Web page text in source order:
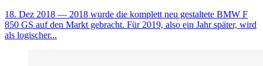
18. Dez 2018 — 2018 wurde die komplett neu gestaltete BMW F
850 GS auf den Markt gebracht. Für 2019, also ein Jahr später, wird
als logischer...